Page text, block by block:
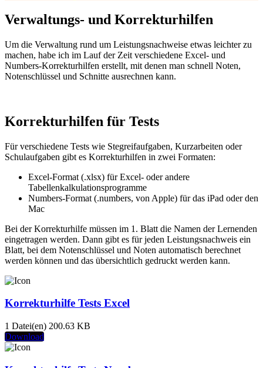
Verwaltungs- und Korrekturhilfen
Um die Verwaltung rund um Leistungsnachweise etwas leichter zu
machen, habe ich im Lauf der Zeit verschiedene Excel- und
Numbers-Korrekturhilfen erstellt, mit denen man schnell Noten,
Notenschlüssel und Schnitte ausrechnen kann.
Korrekturhilfen für Tests
Für verschiedene Tests wie Stegreifaufgaben, Kurzarbeiten oder
Schulaufgaben gibt es Korrekturhilfen in zwei Formaten:
Excel-Format (.xlsx) für Excel- oder andere
Tabellenkalkulationsprogramme
Numbers-Format (.numbers, von Apple) für das iPad oder den
Mac
Bei der Korrekturhilfe müssen im 1. Blatt die Namen der Lernenden
eingetragen werden. Dann gibt es für jeden Leistungsnachweis ein
Blatt, bei dem Notenschlüssel und Noten automatisch berechnet
werden können und das übersichtlich gedruckt werden kann.
Korrekturhilfe Tests Excel
1 Datei(en) 200.63 KB
Download